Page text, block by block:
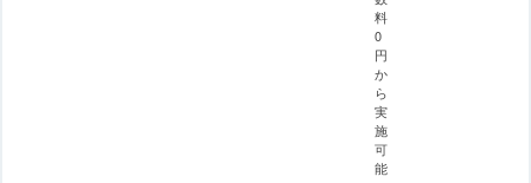
料
0
円
か
ら
実
施
可
能